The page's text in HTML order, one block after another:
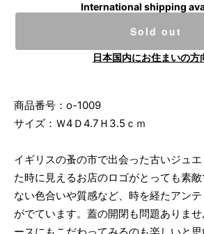
International shipping
Sold out
日本国内にお住まいの方
商品番号：o-1009
サイズ：Ｗ4Ｄ4.7Ｈ3.5ｃｍ
イギリスの蚤の市で出会った古いジュ
た時に見えるお店のロゴがとっても素
ない色合いや質感など、時を経たアン
がでています。蓋の開閉も問題ありま